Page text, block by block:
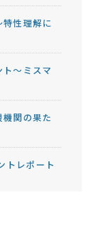
性理解に
～ミスマ
関の果た
レポート